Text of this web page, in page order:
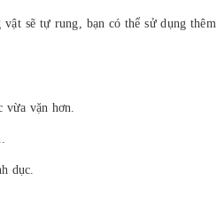
sẽ tự rung, bạn có thể sử dụng
vặn hơn.
dục.